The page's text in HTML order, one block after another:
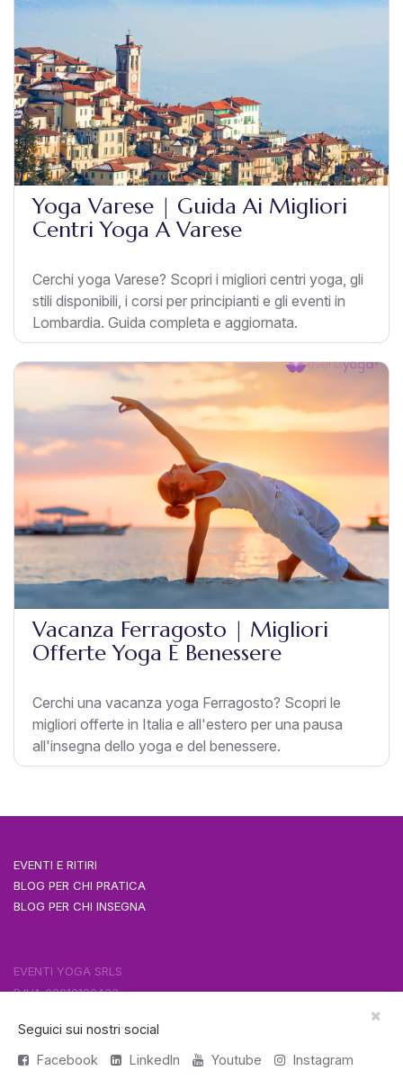
Yoga Varese | Guida Ai Migliori
Centri Yoga A Varese
Cerchi yoga Varese? Scopri i migliori centri yoga, gli
stili disponibili, i corsi per principianti e gli eventi in
Lombardia. Guida completa e aggiornata.
Vacanza Ferragosto | Migliori
Offerte Yoga E Benessere
Cerchi una vacanza yoga Ferragosto? Scopri le
migliori offerte in Italia e all'estero per una pausa
all'insegna dello yoga e del benessere.
EVENTI E RITIRI
BLOG PER CHI PRATICA
BLOG PER CHI INSEGNA
EVENTI YOGA SRLS
P.IVA 02010190433
Informativa Privacy
Seguici sui nostri social
Facebook
LinkedIn Youtube Instagram